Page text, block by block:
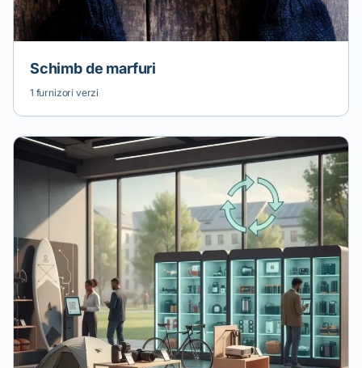
Schimb de marfuri
1 furnizori verzi